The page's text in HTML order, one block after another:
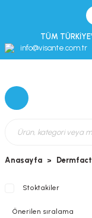
TÜM
info@visante.com.tr
Anasayfa
Stoktakiler